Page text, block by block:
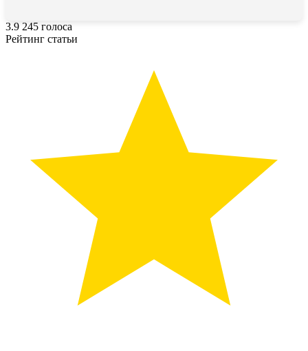
3.9 245 голоса
Рейтинг статьи